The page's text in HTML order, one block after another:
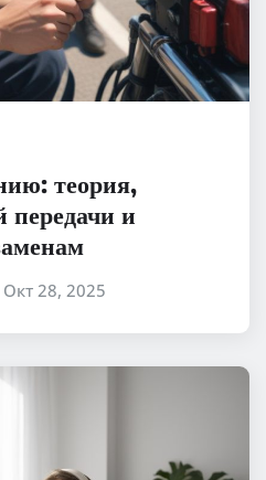
теория,
передачи и
Окт 28, 2025